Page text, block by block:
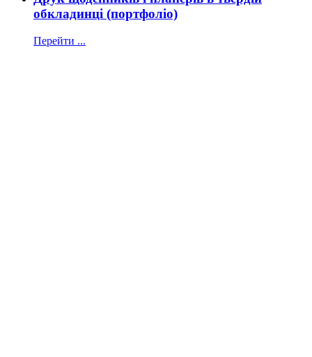
обкладинці (портфоліо)
Перейти ...